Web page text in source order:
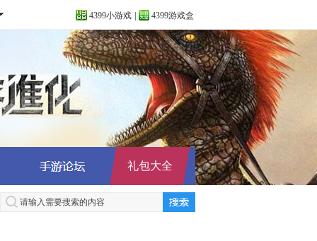
4399小游戏 4399游戏盒
礼包大全